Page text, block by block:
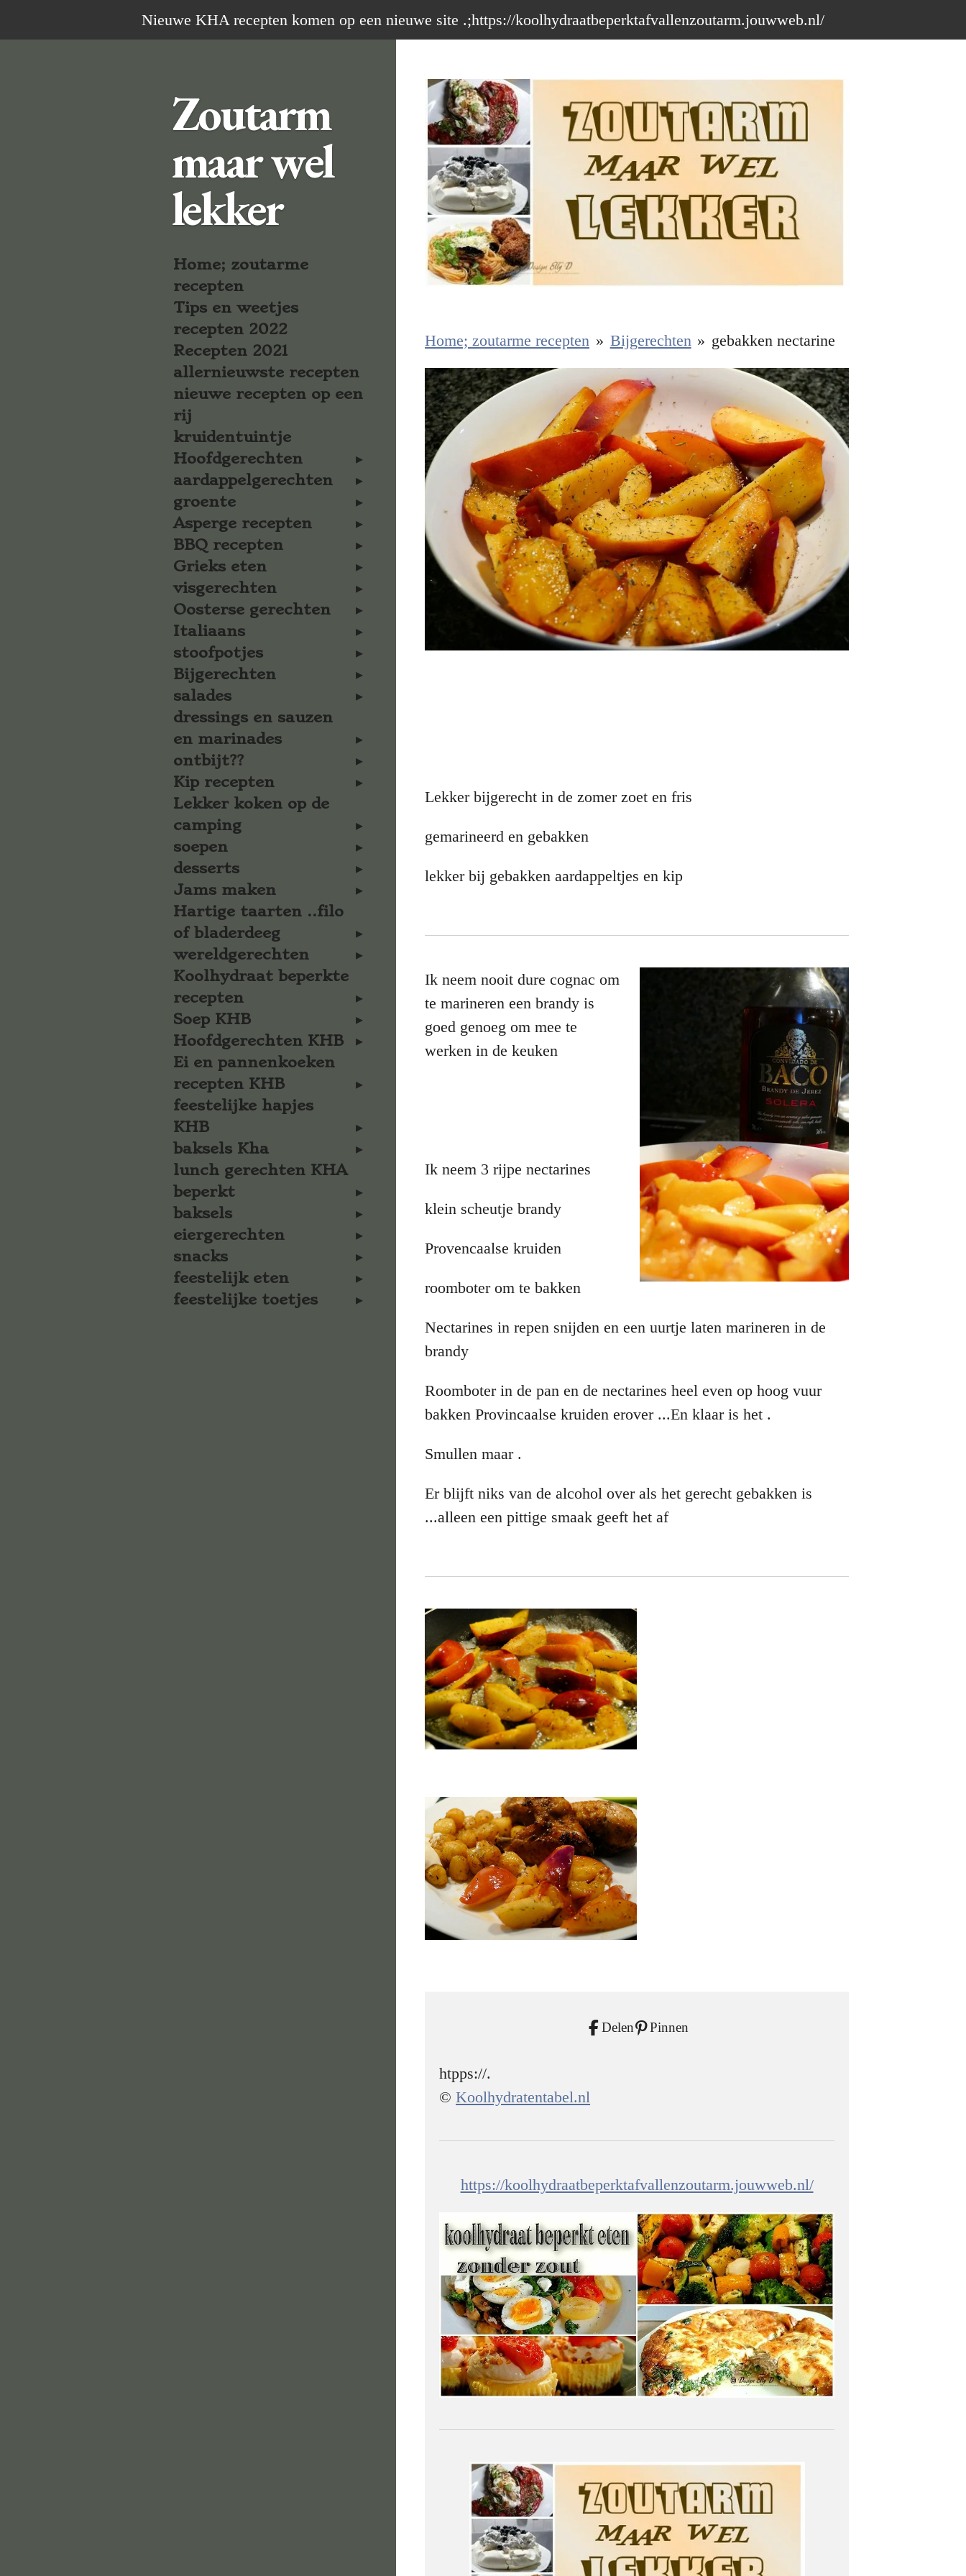
direct
Nieuwe KHA recepten komen op een nieuwe site .;https://koolhydraatbeperktafvallenzoutarm.jouwweb.nl/
Home; zoutarme recepten » Bijgerechten » gebakken nectarine
Lekker bijgerecht in de zomer zoet en fris
gemarineerd en gebakken
lekker bij gebakken aardappeltjes en kip
Ik neem nooit dure cognac om
te marineren een brandy is
goed genoeg om mee te
werken in de keuken
Ik neem 3 rijpe nectarines
klein scheutje brandy
Provencaalse kruiden
roomboter om te bakken
Nectarines in repen snijden en een uurtje laten marineren in de
brandy
Roomboter in de pan en de nectarines heel even op hoog vuur
bakken Provincaalse kruiden erover ...En klaar is het .
Smullen maar .
Er blijft niks van de alcohol over als het gerecht gebakken is
...alleen een pittige smaak geeft het af
Delen Pinnen
htpps://.
©Koolhydratentabel.nl
https://koolhydraatbeperktafvallenzoutarm.jouwweb.nl/
Zoutarm
maar wel
lekker
Home; zoutarme
recepten
Tips en weetjes
recepten 2022
Recepten 2021
allernieuwste recepten
nieuwe recepten op een
rij
kruidentuintje
Hoofdgerechten
aardappelgerechten
groente
Asperge recepten
BBQ recepten
Grieks eten
visgerechten
Oosterse gerechten
Italiaans
stoofpotjes
Bijgerechten
salades
dressings en sauzen
en marinades
ontbijt??
Kip recepten
Lekker koken op de
camping
soepen
desserts
Jams maken
Hartige taarten ..filo
of bladerdeeg
wereldgerechten
Koolhydraat beperkte
recepten
Soep KHB
Hoofdgerechten KHB
Ei en pannenkoeken
recepten KHB
feestelijke hapjes
KHB
baksels Kha
lunch gerechten KHA
beperkt
baksels
eiergerechten
snacks
feestelijk eten
feestelijke toetjes